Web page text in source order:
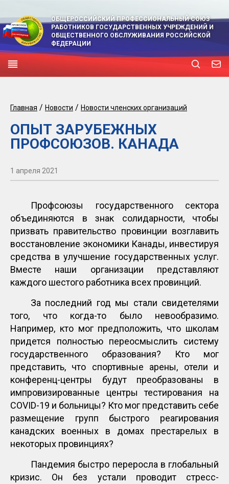
ОБЩЕРОССИЙСКИЙ ПРОФЕССИОНАЛЬНЫЙ СОЮЗ
РАБОТНИКОВ ГОСУДАРСТВЕННЫХ УЧРЕЖДЕНИЙ И
ОБЩЕСТВЕННОГО ОБСЛУЖИВАНИЯ РОССИЙСКОЙ
ФЕДЕРАЦИИ
Главная / Новости / Новости членских организаций
ОПЫТ ЗАРУБЕЖНЫХ
ПРОФСОЮЗОВ. КАНАДА
1 апреля 2021
Профсоюзы государственного сектора
объединяются в знак солидарности, чтобы
призвать правительство провинции возглавить
восстановление экономики Канады, инвестируя
средства в улучшение государственных услуг.
Вместе наши организации представляют
каждого шестого работника всех провинций.
За последний год мы стали свидетелями
того, что когда-то было невообразимо.
Например, кто мог предположить, что школам
придется полностью переосмыслить систему
государственного образования? Кто мог
представить, что спортивные арены, отели и
конференц-центры будут преобразованы в
импровизированные центры тестирования на
COVID-19 и больницы? Кто мог представить себе
размещение групп быстрого реагирования
канадских военных в домах престарелых в
некоторых провинциях?
Пандемия быстро переросла в глобальный
кризис. Он без устали проводит стресс-